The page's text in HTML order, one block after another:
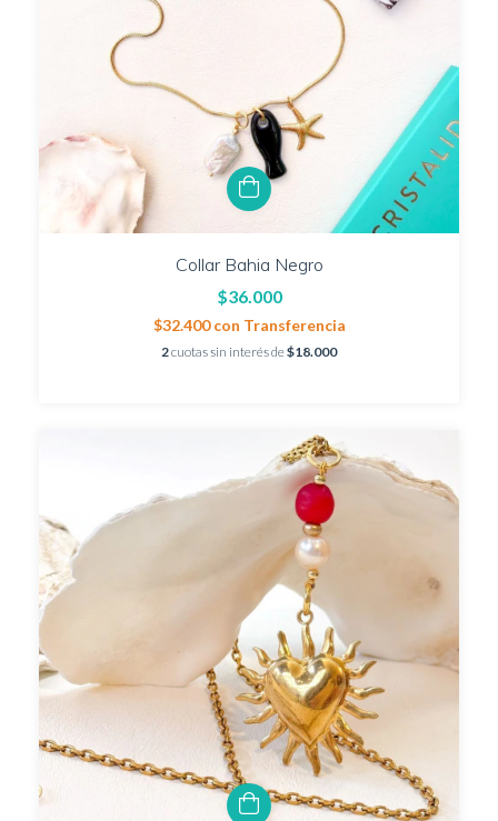
Collar Bahia Negro
$36.000
$32.400con Transferencia
2cuotas sin interés de$18.000